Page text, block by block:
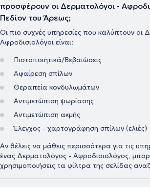
προσφέρουν οι Δερματολόγοι -
Πεδίον του Άρεως;
Οι πιο συχνές υπηρεσίες που καλύπτουν οι
Αφροδισιολόγοι είναι:
Πιστοποιητικά/Βεβαιώσεις
Αφαίρεση σπίλων
Θεραπεία κονδυλωμάτων
Αντιμετώπιση ψωρίασης
Αντιμετώπιση ακμής
Έλεγχος - χαρτογράφηση σπίλων (ελιές)
Αν θέλεις να μάθεις περισσότερα για τις
ένας Δερματολόγος - Αφροδισιολόγος,
χρησιμοποιήσεις τα φίλτρα της σελίδας